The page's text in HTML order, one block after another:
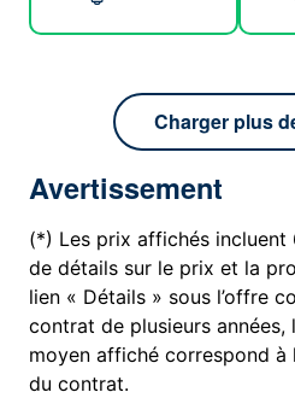
Charger plus
Avertissement
(*) Les prix affichés incluent
de détails sur le prix et la
lien « Détails » sous l’offre
contrat de plusieurs années,
moyen affiché correspond à
du contrat.